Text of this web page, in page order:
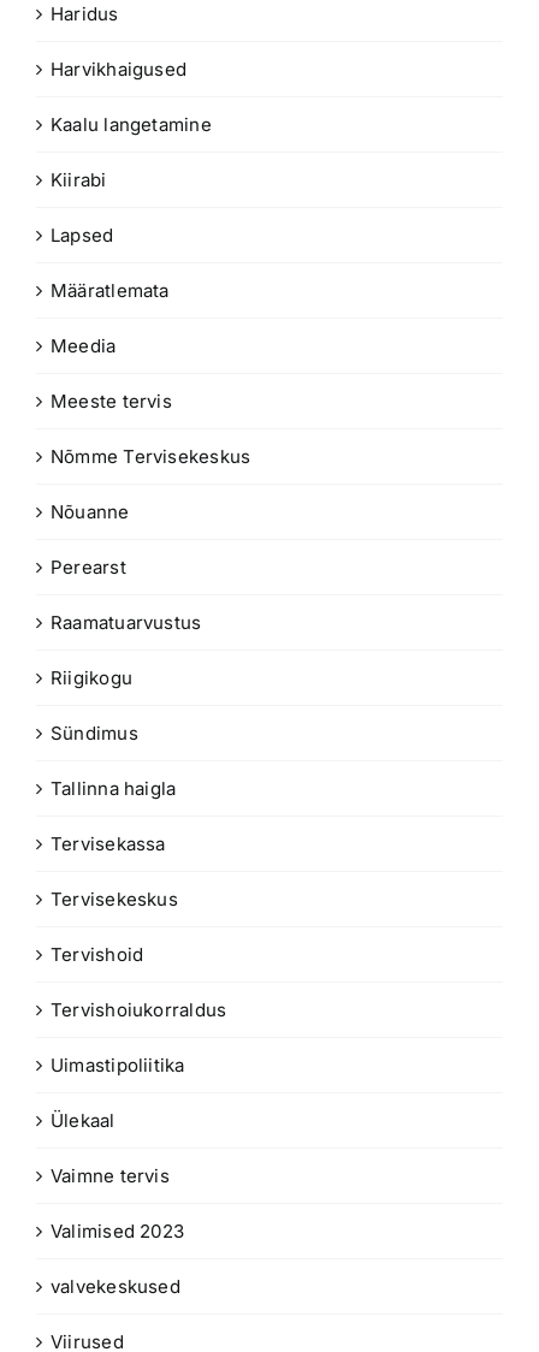
Haridus
Harvikhaigused
Kaalu langetamine
Kiirabi
Lapsed
Määratlemata
Meedia
Meeste tervis
Nõmme Tervisekeskus
Nõuanne
Perearst
Raamatuarvustus
Riigikogu
Sündimus
Tallinna haigla
Tervisekassa
Tervisekeskus
Tervishoid
Tervishoiukorraldus
Uimastipoliitika
Ülekaal
Vaimne tervis
Valimised 2023
valvekeskused
Viirused